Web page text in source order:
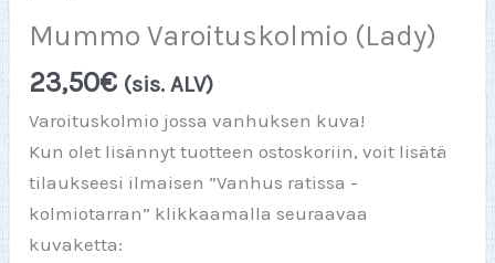
Mummo Varoituskolmio (Lady)
23,50€ (sis. ALV)
Varoituskolmio jossa vanhuksen kuva!
Kun olet lisännyt tuotteen ostoskoriin, voit lisätä
tilaukseesi ilmaisen ”Vanhus ratissa -
kolmiotarran” klikkaamalla seuraavaa
kuvaketta: